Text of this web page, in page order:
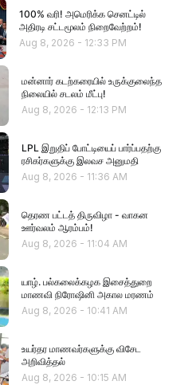
100% வரி! அமெரிக்க செனட்டில்
அதிரடி சட்டமூலம் நிறைவேற்றம்!
Aug 8, 2026 - 12:33 PM
மன்னார் கடற்கரையில் உருக்குலைந்த
நிலையில் சடலம் மீட்பு!
Aug 8, 2026 - 12:13 PM
LPL இறுதிப் போட்டியைப் பார்ப்பதற்கு
ரசிகர்களுக்கு இலவச அனுமதி
Aug 8, 2026 - 11:36 AM
தெரண பட்டத் திருவிழா - வாகன
ஊர்வலம் ஆரம்பம்!
Aug 8, 2026 - 11:04 AM
யாழ். பல்கலைக்கழக இசைத்துறை
மாணவி நிரோஷினி அகால மரணம்
Aug 8, 2026 - 10:41 AM
உயர்தர மாணவர்களுக்கு விசேட
அறிவித்தல்
Aug 8, 2026 - 10:15 AM